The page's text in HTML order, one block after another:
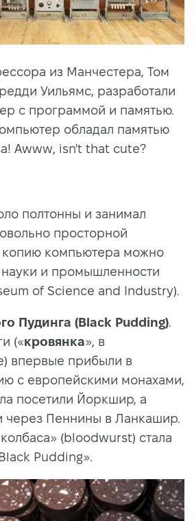
из Манчестера, Том
Уильямс, разработали
с программой и памятью.
обладал памятью
Awww, isn't that cute?
полтонны и занимал
просторной
копию компьютера можно
и промышленности
of Science and Industry).
Пудинга (Black Pudding).
(«кровянка», в
впервые прибыли в
с европейскими монахами,
посетили Йоркшир, а
через Пеннины в Ланкашир.
(bloodwurst) стала
Pudding».